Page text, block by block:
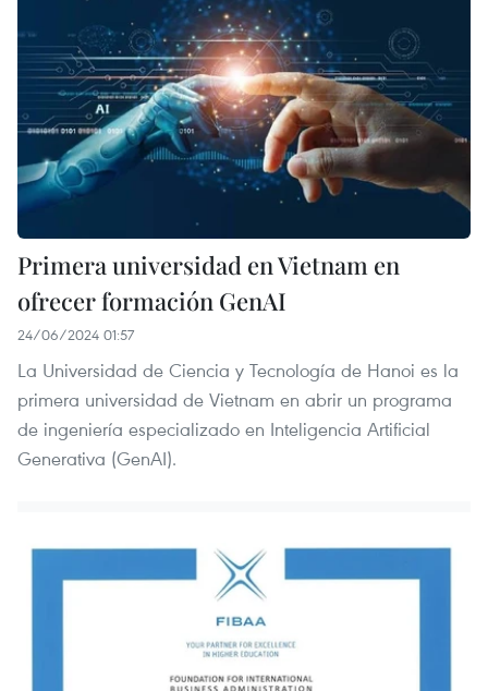
Primera universidad en Vietnam en
ofrecer formación GenAI
24/06/2024 01:57
La Universidad de Ciencia y Tecnología de Hanoi es la
primera universidad de Vietnam en abrir un programa
de ingeniería especializado en Inteligencia Artificial
Generativa (GenAI).